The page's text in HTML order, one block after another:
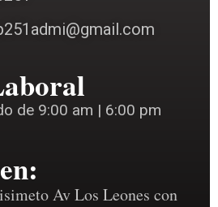
de 9:00 am | 6:00 pm
Av Los Leones con